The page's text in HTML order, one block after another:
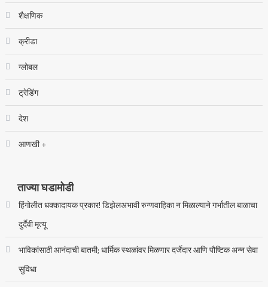
शैक्षणिक
क्रीडा
ग्लोबल
ट्रेडिंग
देश
आणखी +
ताज्या घडामोडी
हिंगोलीत धक्कादायक प्रकार! डिझेलअभावी रुग्णवाहिका न मिळाल्याने गर्भातील बाळाचा
दुर्दैवी मृत्यू
भाविकांसाठी आनंदाची बातमी; धार्मिक स्थळांवर मिळणार दर्जेदार आणि पौष्टिक अन्न सेवा
सुविधा